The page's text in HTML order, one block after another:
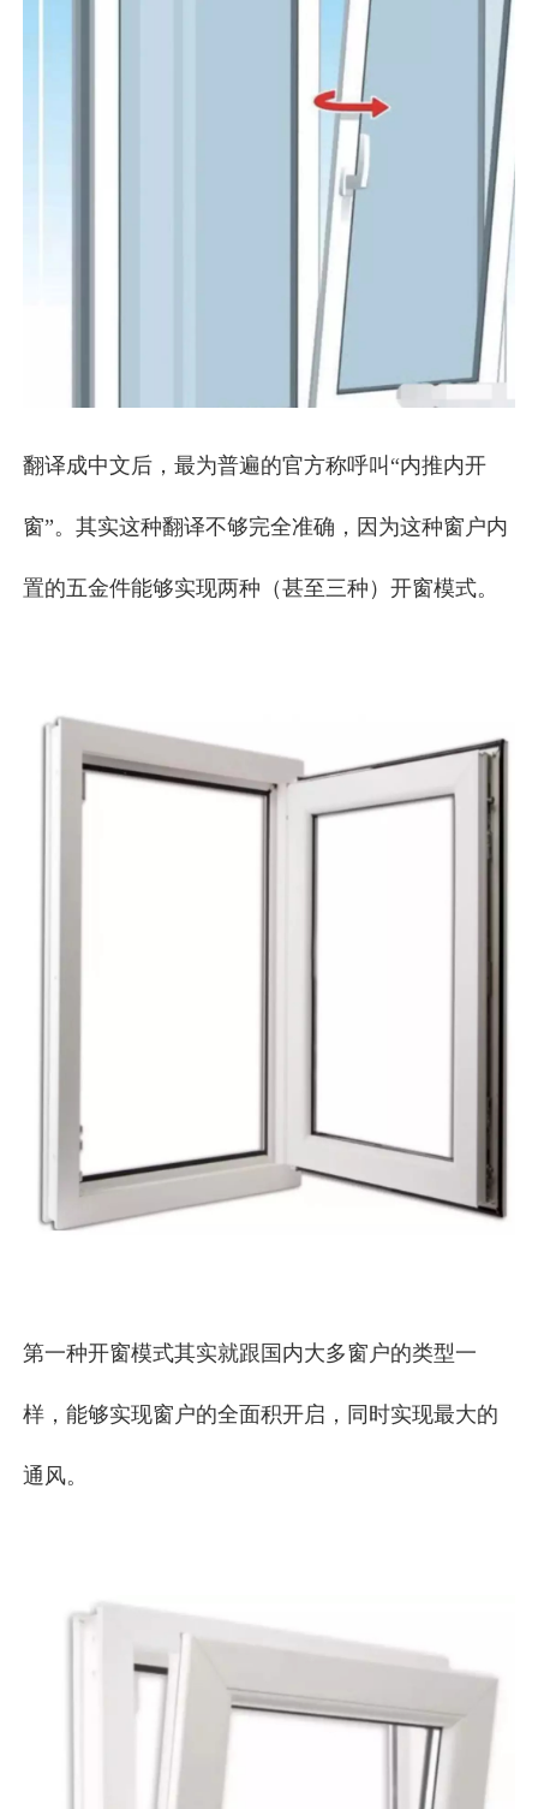
翻译成中文后，最为普遍的官方称呼叫“内推内开
窗”。其实这种翻译不够完全准确，因为这种窗户内
置的五金件能够实现两种（甚至三种）开窗模式。
第一种开窗模式其实就跟国内大多窗户的类型一
样，能够实现窗户的全面积开启，同时实现最大的
通风。